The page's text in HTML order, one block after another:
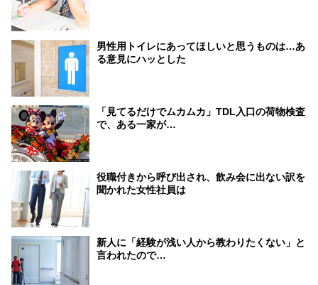
男性用トイレにあってほしいと思うものは…あ
る意見にハッとした
「見てるだけでムカムカ」TDL入口の荷物検査
で、ある一家が…
役職付きから呼び出され、飲み会に出ない訳を
聞かれた女性社員は
新人に「経験が浅い人から教わりたくない」と
言われたので…